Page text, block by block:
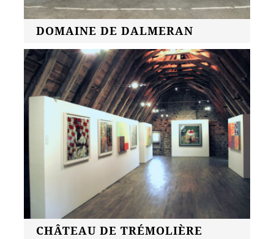
DOMAINE DE DALMERAN
CHÂTEAU DE TRÉMOLIÈRE